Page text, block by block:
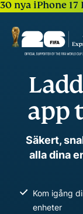
30 nya iPhone 17
app
Säkert,
alla dina
Kom igång
enheter